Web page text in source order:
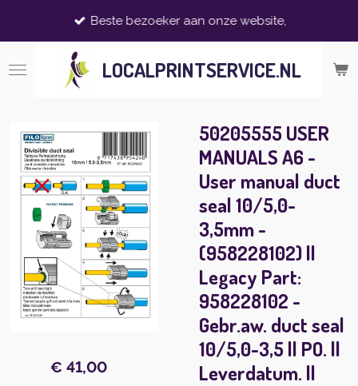
de
hoofdinhoud
LOCALPRINTSERVICE.NL
Beste bezoeker aan onze website,
50205555 USER
MANUALS A6 -
User manual duct
seal 10/5,0-
3,5mm -
(958228102) ||
Legacy Part:
958228102 -
Gebr.aw. duct seal
10/5,0-3,5 || PO. ||
Leverdatum. ||
€ 41,00